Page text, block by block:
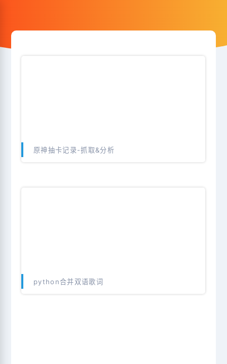
原神抽卡记录-抓取&分析
python合并双语歌词